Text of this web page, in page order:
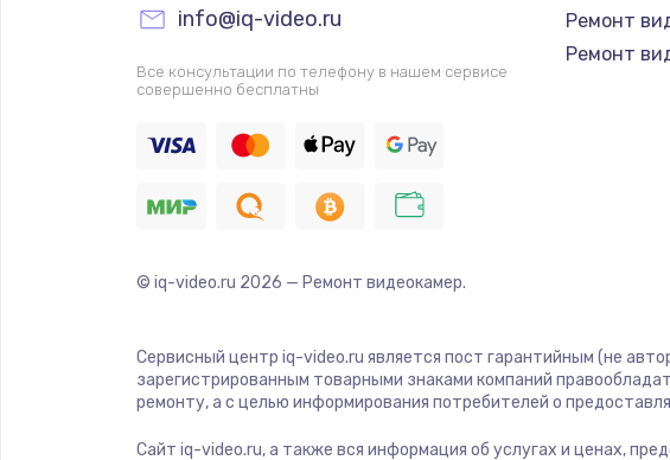
info@iq-video.ru
Все консультации по телефону в нашем сервисе
совершенно бесплатны
Ремонт
Ремонт
© iq-video.ru 2026 — Ремонт видеокамер.
Сервисный центр iq-video.ru является пост гарантийным (не
зарегистрированным товарными знаками компаний
ремонту, а с целью информирования потребителей о
Сайт iq-video.ru, а также вся информация об услугах и ценах,